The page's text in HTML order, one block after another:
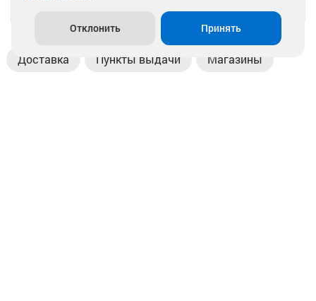
Доставка Пункты выдачи Магазины
Отклонить Принять